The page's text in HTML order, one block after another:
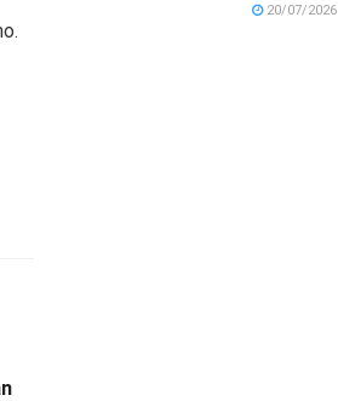
20/07/2026